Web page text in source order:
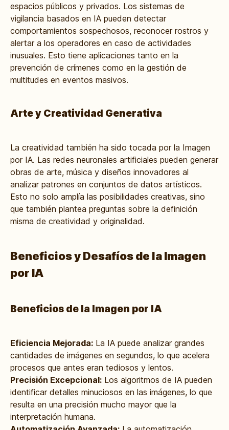
espacios públicos y privados. Los sistemas de
vigilancia basados en IA pueden detectar
comportamientos sospechosos, reconocer rostros y
alertar a los operadores en caso de actividades
inusuales. Esto tiene aplicaciones tanto en la
prevención de crímenes como en la gestión de
multitudes en eventos masivos.
Arte y Creatividad Generativa
La creatividad también ha sido tocada por la Imagen
por IA. Las redes neuronales artificiales pueden generar
obras de arte, música y diseños innovadores al
analizar patrones en conjuntos de datos artísticos.
Esto no solo amplía las posibilidades creativas, sino
que también plantea preguntas sobre la definición
misma de creatividad y originalidad.
Beneficios y Desafíos de la Imagen
por IA
Beneficios de la Imagen por IA
Eficiencia Mejorada: La IA puede analizar grandes
cantidades de imágenes en segundos, lo que acelera
procesos que antes eran tediosos y lentos.
Precisión Excepcional: Los algoritmos de IA pueden
identificar detalles minuciosos en las imágenes, lo que
resulta en una precisión mucho mayor que la
interpretación humana.